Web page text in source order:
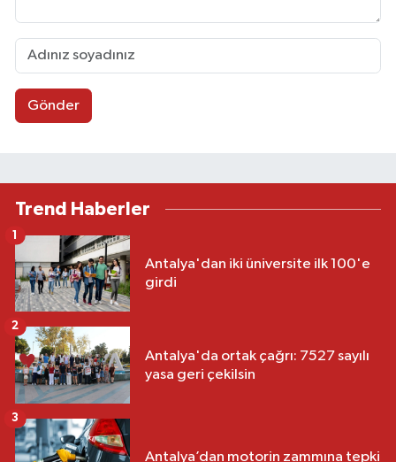
Gönder
Trend Haberler
Antalya'dan iki üniversite ilk 100'e
girdi
1
Antalya'da ortak çağrı: 7527 sayılı
yasa geri çekilsin
2
Antalya’dan motorin zammına tepki
3